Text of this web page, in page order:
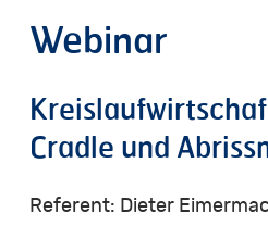
Webinar
Cradle und
Referent: Dieter